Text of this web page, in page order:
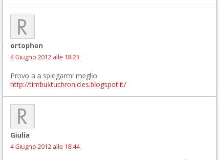
ortophon
4 Giugno 2012 alle 18:23
Provo a a spiegarmi meglio
http://timbuktuchronicles.blogspot.it/
Giulia
4 Giugno 2012 alle 18:44